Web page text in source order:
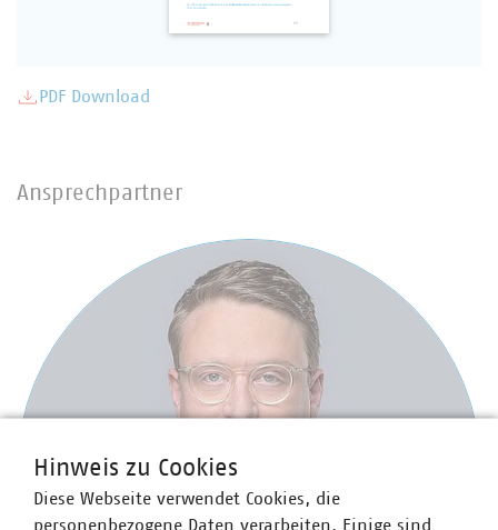
PDF Download
Ansprechpartner
Hinweis zu Cookies
Diese Webseite verwendet Cookies, die
personenbezogene Daten verarbeiten. Einige sind